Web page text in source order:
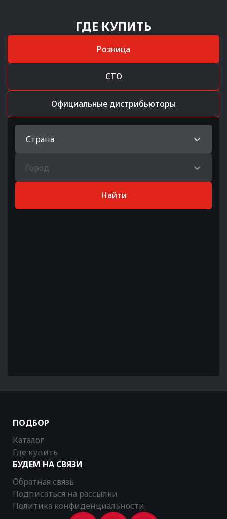
ГДЕ КУПИТЬ
Розница
СТО
Официальные дистрибьюторы
Страна
Город
Найти
ПОДБОР
Каталог
Где купить
БУДЕМ НА СВЯЗИ
Обратная связь
Подписаться на рассылки
Политика конфиденциальности